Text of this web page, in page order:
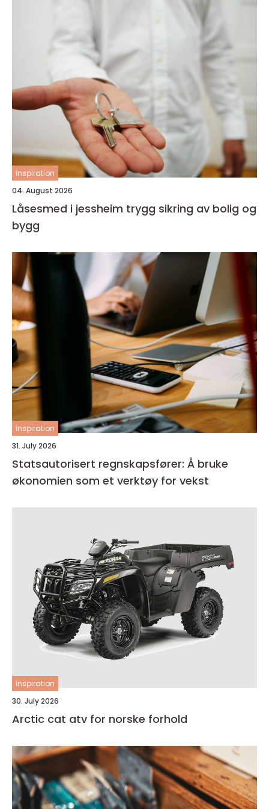
inspiration
04. August 2026
Låsesmed i jessheim trygg sikring av bolig og
bygg
inspiration
31. July 2026
Statsautorisert regnskapsfører: Å bruke
økonomien som et verktøy for vekst
inspiration
30. July 2026
Arctic cat atv for norske forhold